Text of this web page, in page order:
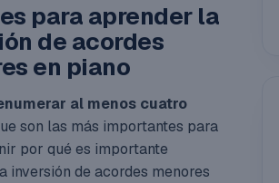
para aprender la
de acordes
en piano
al menos cuatro
son las más importantes para
por qué es importante
inversión de acordes menores